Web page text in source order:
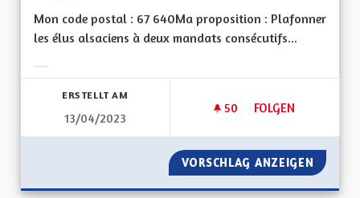
Mon code postal : 67 640Ma proposition : Plafonner
les élus alsaciens à deux mandats consécutifs...
ERSTELLT AM
13/04/2023
50 50 FOLLOWER
FOLGEN
UN MAXIMUM DE
VORSCHLAG ANZEIGEN UN